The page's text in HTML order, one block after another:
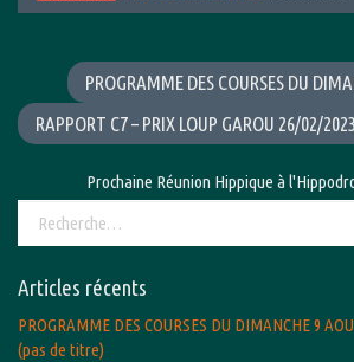
PROGRAMME DES COURSES DU
RAPPORT C7 – PRIX LOUP GAROU 26/02/2023
Prochaine Réunion Hippique à
Articles récents
PROGRAMME DES COURSES DU DIMANCHE 9
(pas de titre)